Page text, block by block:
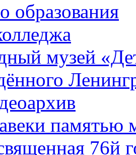
образования
музей
памятью
76й